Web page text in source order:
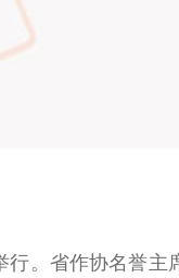
。省作协名誉主